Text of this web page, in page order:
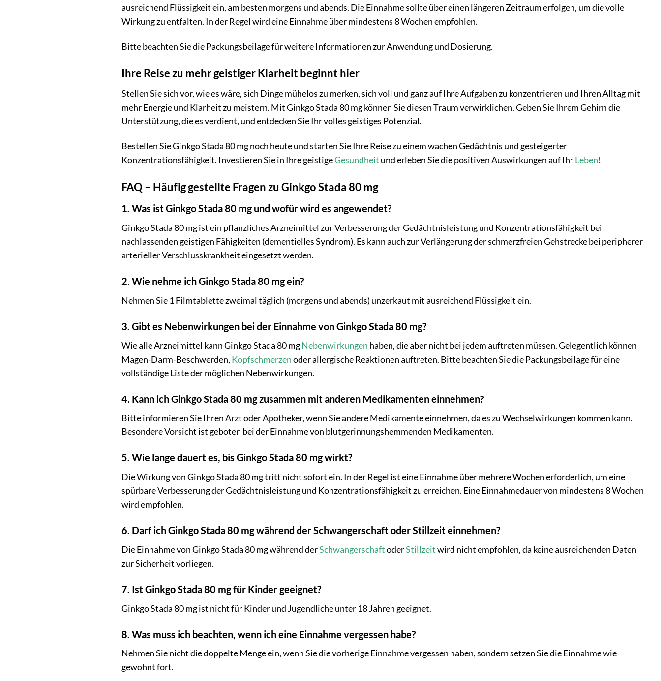
ausreichend Flüssigkeit ein, am besten morgens und abends. Die Einnahme sollte über einen längeren Zeitraum erfolgen, um die volle
Wirkung zu entfalten. In der Regel wird eine Einnahme über mindestens 8 Wochen empfohlen.
Bitte beachten Sie die Packungsbeilage für weitere Informationen zur Anwendung und Dosierung.
Ihre Reise zu mehr geistiger Klarheit beginnt hier
Stellen Sie sich vor, wie es wäre, sich Dinge mühelos zu merken, sich voll und ganz auf Ihre Aufgaben zu konzentrieren und Ihren Alltag mit
mehr Energie und Klarheit zu meistern. Mit Ginkgo Stada 80 mg können Sie diesen Traum verwirklichen. Geben Sie Ihrem Gehirn die
Unterstützung, die es verdient, und entdecken Sie Ihr volles geistiges Potenzial.
Bestellen Sie Ginkgo Stada 80 mg noch heute und starten Sie Ihre Reise zu einem wachen Gedächtnis und gesteigerter
Konzentrationsfähigkeit. Investieren Sie in Ihre geistigeGesundheit und erleben Sie die positiven Auswirkungen auf IhrLeben!
FAQ – Häufig gestellte Fragen zu Ginkgo Stada 80 mg
1. Was ist Ginkgo Stada 80 mg und wofür wird es angewendet?
Ginkgo Stada 80 mg ist ein pflanzliches Arzneimittel zur Verbesserung der Gedächtnisleistung und Konzentrationsfähigkeit bei
nachlassenden geistigen Fähigkeiten (dementielles Syndrom). Es kann auch zur Verlängerung der schmerzfreien Gehstrecke bei peripherer
arterieller Verschlusskrankheit eingesetzt werden.
2. Wie nehme ich Ginkgo Stada 80 mg ein?
Nehmen Sie 1 Filmtablette zweimal täglich (morgens und abends) unzerkaut mit ausreichend Flüssigkeit ein.
3. Gibt es Nebenwirkungen bei der Einnahme von Ginkgo Stada 80 mg?
Wie alle Arzneimittel kann Ginkgo Stada 80 mgNebenwirkungen haben, die aber nicht bei jedem auftreten müssen. Gelegentlich können
Magen-Darm-Beschwerden, Kopfschmerzenoder allergische Reaktionen auftreten. Bitte beachten Sie die Packungsbeilage für eine
vollständige Liste der möglichen Nebenwirkungen.
4. Kann ich Ginkgo Stada 80 mg zusammen mit anderen Medikamenten einnehmen?
Bitte informieren Sie Ihren Arzt oder Apotheker, wenn Sie andere Medikamente einnehmen, da es zu Wechselwirkungen kommen kann.
Besondere Vorsicht ist geboten bei der Einnahme von blutgerinnungshemmenden Medikamenten.
5. Wie lange dauert es, bis Ginkgo Stada 80 mg wirkt?
Die Wirkung von Ginkgo Stada 80 mg tritt nicht sofort ein. In der Regel ist eine Einnahme über mehrere Wochen erforderlich, um eine
spürbare Verbesserung der Gedächtnisleistung und Konzentrationsfähigkeit zu erreichen. Eine Einnahmedauer von mindestens 8 Wochen
wird empfohlen.
6. Darf ich Ginkgo Stada 80 mg während der Schwangerschaft oder Stillzeit einnehmen?
Die Einnahme von Ginkgo Stada 80 mg während derSchwangerschaftoderStillzeitwird nicht empfohlen, da keine ausreichenden Daten
zur Sicherheit vorliegen.
7. Ist Ginkgo Stada 80 mg für Kinder geeignet?
Ginkgo Stada 80 mg ist nicht für Kinder und Jugendliche unter 18 Jahren geeignet.
8. Was muss ich beachten, wenn ich eine Einnahme vergessen habe?
Nehmen Sie nicht die doppelte Menge ein, wenn Sie die vorherige Einnahme vergessen haben, sondern setzen Sie die Einnahme wie
gewohnt fort.